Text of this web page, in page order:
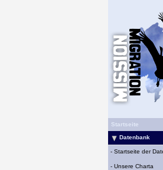
Startseite
Datenbank
- Startseite der
- Unsere Charta